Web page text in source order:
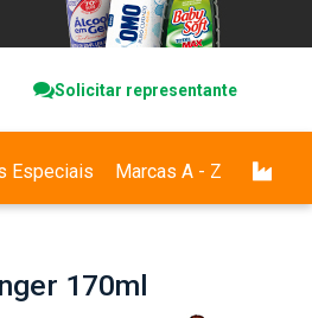
Solicitar representante
Especiais Marcas A - Z
170ml